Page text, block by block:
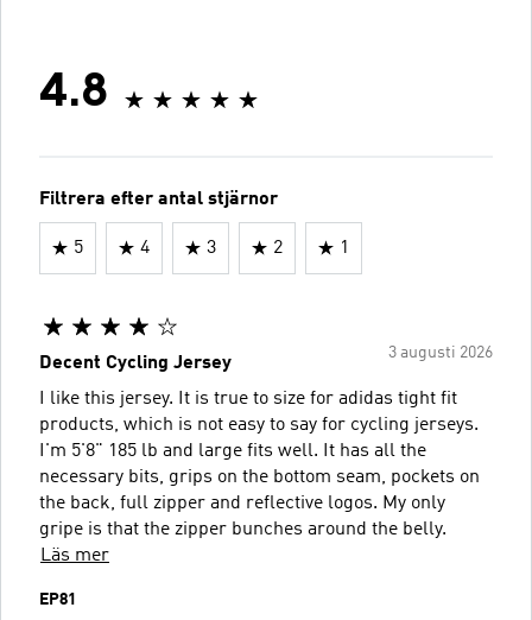
4.8
Filtrera efter antal stjärnor
5 4 3 2 1
3 augusti 2026
Decent Cycling Jersey
I like this jersey. It is true to size for adidas tight fit
products, which is not easy to say for cycling jerseys.
I'm 5'8" 185 lb and large fits well. It has all the
necessary bits, grips on the bottom seam, pockets on
the back, full zipper and reflective logos. My only
gripe is that the zipper bunches around the belly.
Läs mer
EP81